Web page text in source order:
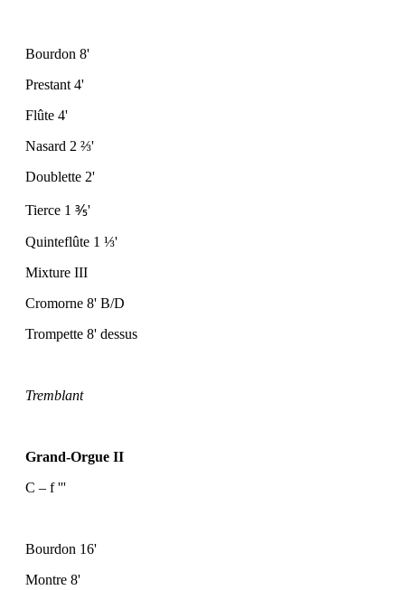
Bourdon 8'
Prestant 4'
Flûte 4'
Nasard 2 ⅔'
Doublette 2'
Tierce 1 ⅗'
Quinteflûte 1 ⅓'
Mixture III
Cromorne 8' B/D
Trompette 8' dessus
Tremblant
Grand-Orgue II
C – f '''
Bourdon 16'
Montre 8'